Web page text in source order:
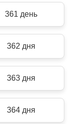
361 день
362 дня
363 дня
364 дня